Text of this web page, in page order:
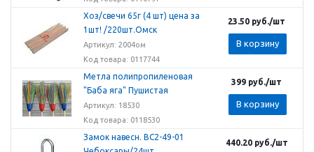
Хоз/свечи 65г (4 шт) цена за
1шт! /220шт.Омск
Артикул: 2004ом
Код товара: 0117744
23.50 руб./шт
В корзину
Метла полипропиленовая
"Баба яга" Пушистая
Артикул: 18530
Код товара: 0118530
399 руб./шт
В корзину
Замок навесн. ВС2-49-01
440.20руб./шт